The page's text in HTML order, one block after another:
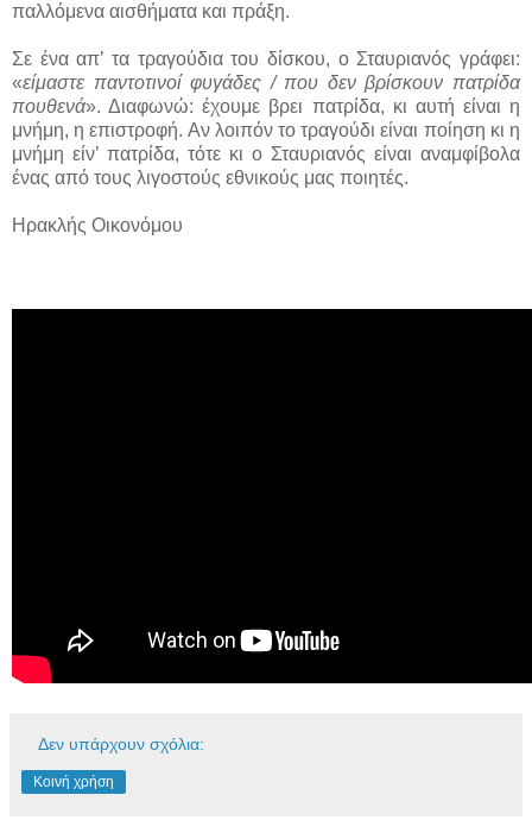
παλλόμενα αισθήματα και πράξη.
Σε ένα απ’ τα τραγούδια του δίσκου, ο Σταυριανός γράφει:
«είμαστε παντοτινοί φυγάδες / που δεν βρίσκουν πατρίδα
πουθενά». Διαφωνώ: έχουμε βρει πατρίδα, κι αυτή είναι η
μνήμη, η επιστροφή. Αν λοιπόν το τραγούδι είναι ποίηση κι η
μνήμη είν’ πατρίδα, τότε κι ο Σταυριανός είναι αναμφίβολα
ένας από τους λιγοστούς εθνικούς μας ποιητές.
Ηρακλής Οικονόμου
Δεν υπάρχουν σχόλια:
Κοινή χρήση